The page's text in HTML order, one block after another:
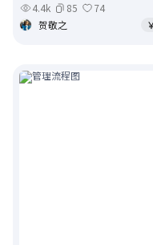
4.4k
85
74
贺敬之